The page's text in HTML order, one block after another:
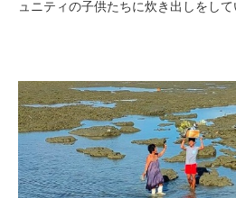
ュニティの子供たちに炊き出しをして